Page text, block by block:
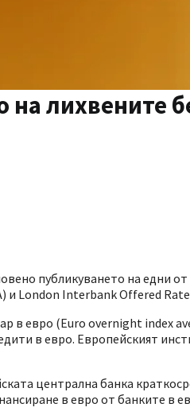
лихвените
публикуването на едни
и London Interbank Offered
в евро (Euro overnight index
в евро. Европейският
централна банка
в евро от банките в